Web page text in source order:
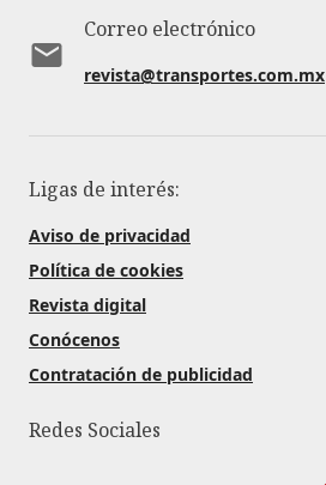
Correo electrónico
revista@transportes.com.mx
Ligas de interés:
Aviso de privacidad
Política de cookies
Revista digital
Conócenos
Contratación de publicidad
Redes Sociales